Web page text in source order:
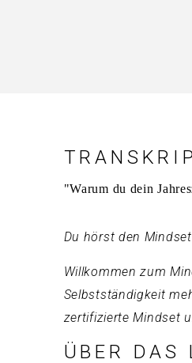
"Warum du dein
Du hörst den
Willkommen zum
Selbstständigkeit
zertifizierte Mindset
ÜBER DAS